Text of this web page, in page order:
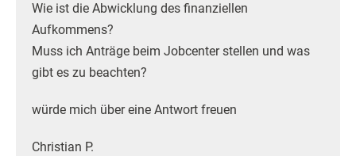
Wie ist die Abwicklung des finanziellen
Aufkommens?
Muss ich Anträge beim Jobcenter stellen und was
gibt es zu beachten?
würde mich über eine Antwort freuen
Christian P.